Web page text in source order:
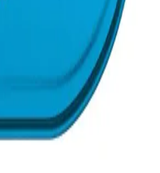
edin, sağlıklı ve ekonomik
yollarını keşfet.
ve Pratik Balık
pratik kullanımıyla sağlıklı
çeşitleri ve kullanım